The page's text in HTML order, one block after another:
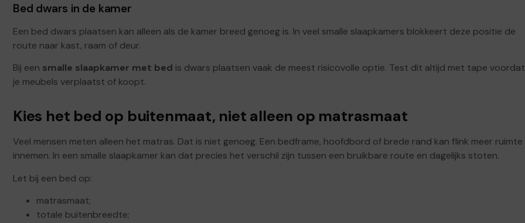
Bed dwars in de kamer
Een bed dwars plaatsen kan alleen als de kamer breed genoeg is. In veel smalle slaapkamers blokkeert deze positie de
route naar kast, raam of deur.
Bij een smalle slaapkamer met bed is dwars plaatsen vaak de meest risicovolle optie. Test dit altijd met tape voordat
je meubels verplaatst of koopt.
Kies het bed op buitenmaat, niet alleen op matrasmaat
Veel mensen meten alleen het matras. Dat is niet genoeg. Een bedframe, hoofdbord of brede rand kan flink meer ruimte
innemen. In een smalle slaapkamer kan dat precies het verschil zijn tussen een bruikbare route en dagelijks stoten.
Let bij een bed op:
matrasmaat;
totale buitenbreedte;